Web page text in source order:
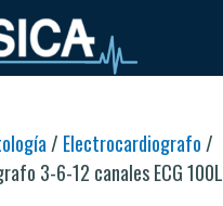
/ Electrocardiografo /
3-6-12 canales ECG 100L